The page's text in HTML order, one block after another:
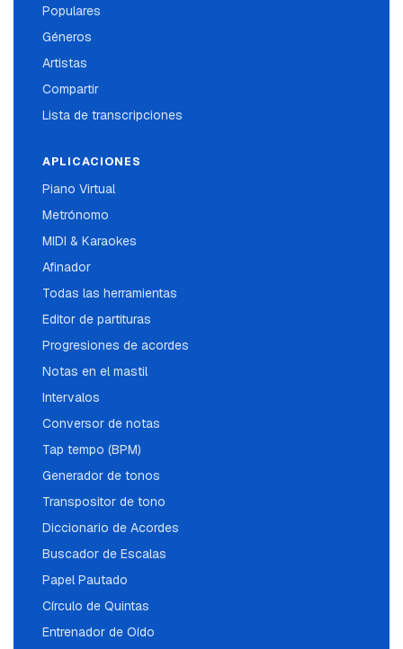
Populares
Géneros
Artistas
Compartir
Lista de transcripciones
APLICACIONES
Piano Virtual
Metrónomo
MIDI & Karaokes
Afinador
Todas las herramientas
Editor de partituras
Progresiones de acordes
Notas en el mastil
Intervalos
Conversor de notas
Tap tempo (BPM)
Generador de tonos
Transpositor de tono
Diccionario de Acordes
Buscador de Escalas
Papel Pautado
Círculo de Quintas
Entrenador de Oído